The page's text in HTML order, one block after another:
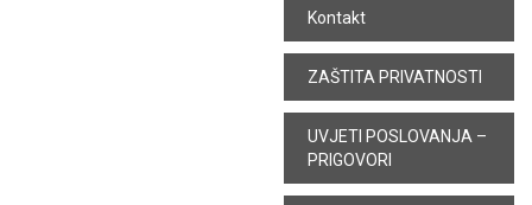
Kontakt
ZAŠTITA PRIVATNOSTI
UVJETI POSLOVANJA –
PRIGOVORI